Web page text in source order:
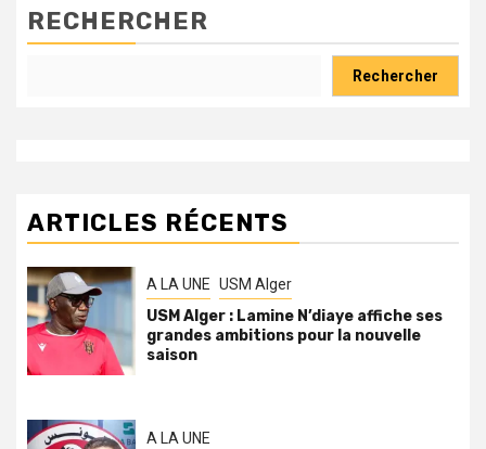
publications
RECHERCHER
Rechercher
ARTICLES RÉCENTS
A LA UNE USM Alger
USM Alger : Lamine N’diaye affiche ses
grandes ambitions pour la nouvelle
saison
A LA UNE